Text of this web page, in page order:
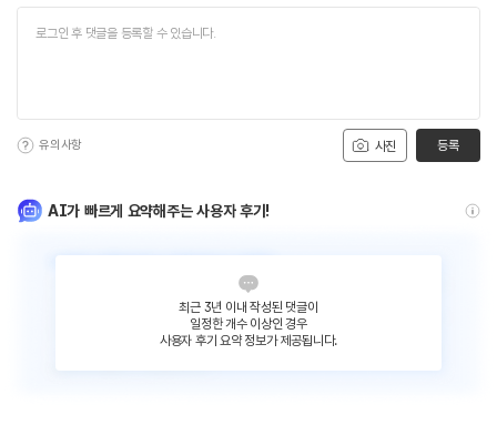
사진
유의사항 등록
AI가 빠르게 요약해주는 사용자 후기!
최근 3년 이내 작성된 댓글이
일정한 개수 이상인 경우
사용자 후기 요약 정보가 제공됩니다.